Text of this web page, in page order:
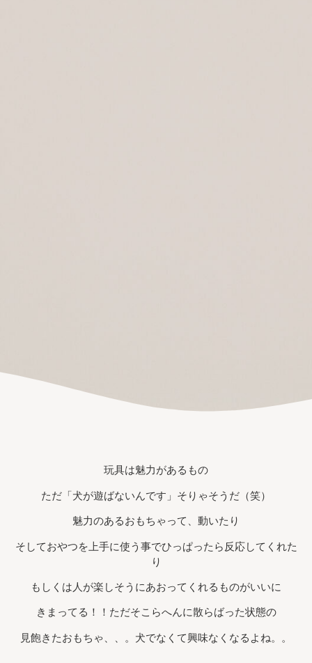
玩具は魅力があるもの
ただ「犬が遊ばないんです」そりゃそうだ（笑）
魅力のあるおもちゃって、動いたり
そしておやつを上手に使う事でひっぱったら反応してくれた
り
もしくは人が楽しそうにあおってくれるものがいいに
きまってる！！ただそこらへんに散らばった状態の
見飽きたおもちゃ、、。犬でなくて興味なくなるよね。。